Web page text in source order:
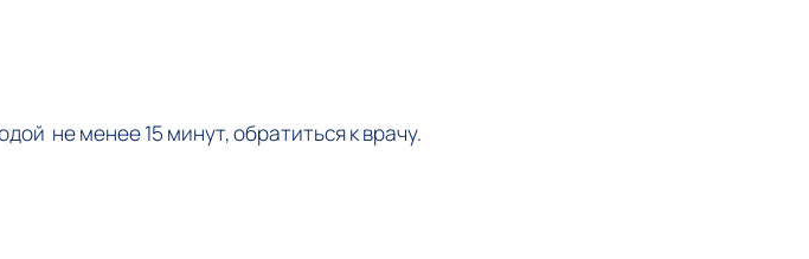
не менее 15 минут, обратиться к врачу.